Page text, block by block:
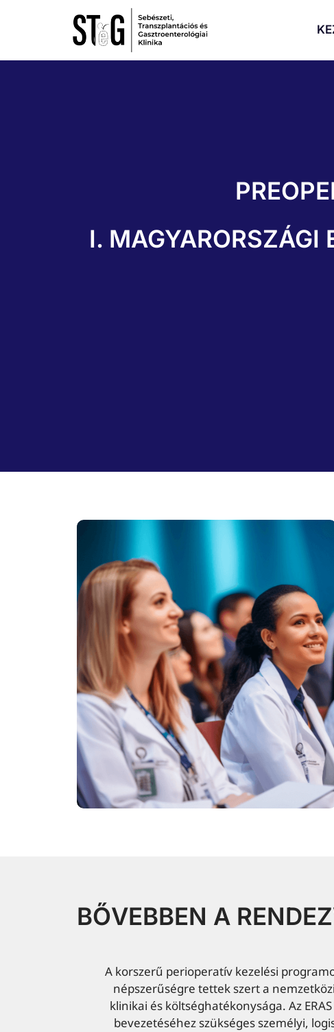
I. MAGYARORSZÁGI
BŐVEBBEN A
A korszerű perioperatív kezelési
népszerűségre tettek szert a
klinikai és költséghatékonysága. Az
bevezetéséhez szükséges személyi,